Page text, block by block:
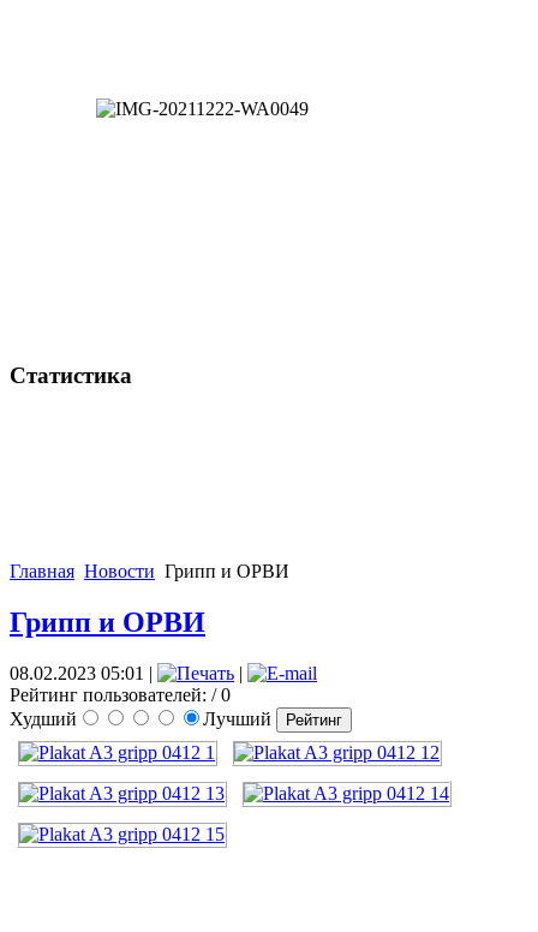
Статистика
Главная Новости Грипп и ОРВИ
Грипп и ОРВИ
08.02.2023 05:01 |
|
Рейтинг пользователей: / 0
Худший
Лучший